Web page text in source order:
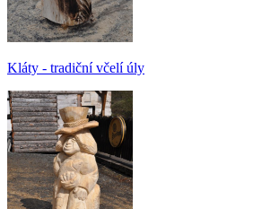
Kláty - tradiční včelí úly